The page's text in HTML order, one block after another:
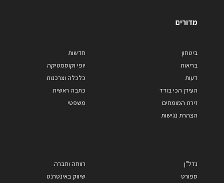
מדורים
ביטחון
בריאות
דעות
העידן הכי בודד
זירת המומחים
הצהרת נגישות
חדשות
יופי וקוסמטיקה
כלכלה וצרכנות
כתבה ראשית
משפטי
נדל"ן
ספורט
רווחה וחברה
שיווק באינטרנט